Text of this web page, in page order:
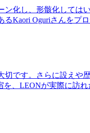
化し、形骸化しては
Kaori Oguriさんをプ
です。さらに設えや
、LEONが実際に訪